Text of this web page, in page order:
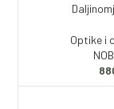
Optike i